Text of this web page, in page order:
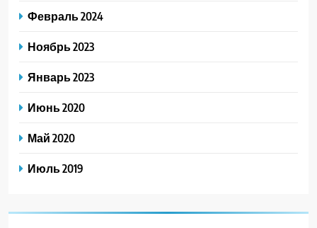
Февраль 2024
Ноябрь 2023
Январь 2023
Июнь 2020
Май 2020
Июль 2019